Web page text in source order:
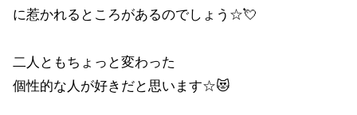
に惹かれるところがあるのでしょう☆💘
二人ともちょっと変わった
個性的な人が好きだと思います☆😻